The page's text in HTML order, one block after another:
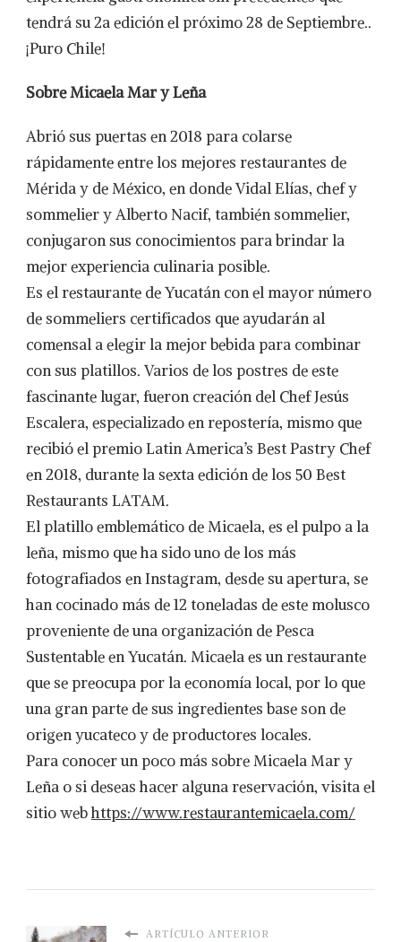
tendrá su 2a edición el próximo 28 de Septiembre..
¡Puro Chile!
Sobre Micaela Mar y Leña
Abrió sus puertas en 2018 para colarse
rápidamente entre los mejores restaurantes de
Mérida y de México, en donde Vidal Elías, chef y
sommelier y Alberto Nacif, también sommelier,
conjugaron sus conocimientos para brindar la
mejor experiencia culinaria posible.
Es el restaurante de Yucatán con el mayor número
de sommeliers certificados que ayudarán al
comensal a elegir la mejor bebida para combinar
con sus platillos. Varios de los postres de este
fascinante lugar, fueron creación del Chef Jesús
Escalera, especializado en repostería, mismo que
recibió el premio Latin America’s Best Pastry Chef
en 2018, durante la sexta edición de los 50 Best
Restaurants LATAM.
El platillo emblemático de Micaela, es el pulpo a la
leña, mismo que ha sido uno de los más
fotografiados en Instagram, desde su apertura, se
han cocinado más de 12 toneladas de este molusco
proveniente de una organización de Pesca
Sustentable en Yucatán. Micaela es un restaurante
que se preocupa por la economía local, por lo que
una gran parte de sus ingredientes base son de
origen yucateco y de productores locales.
Para conocer un poco más sobre Micaela Mar y
Leña o si deseas hacer alguna reservación, visita el
sitio webhttps://www.restaurantemicaela.com/
ARTÍCULO ANTERIOR